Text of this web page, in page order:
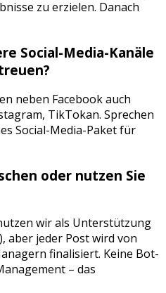
zu erzielen. Danach
Social-Media-Kanäle
neben Facebookauch
TikTokan. Sprechen
Social-Media-Paket für
oder nutzen Sie
wir als Unterstützung
aber jeder Post wird von
finalisiert. Keine Bot-
– das